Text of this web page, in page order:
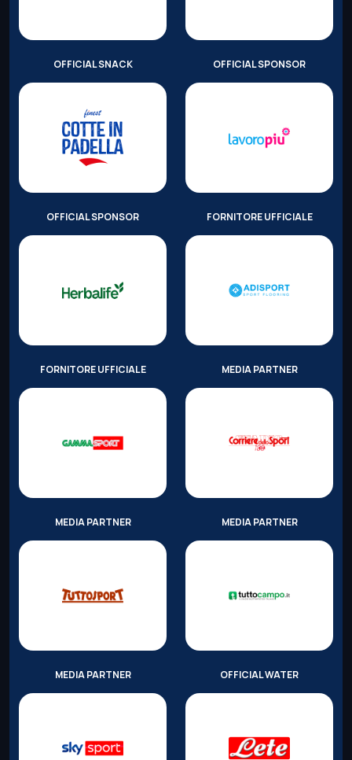
OFFICIAL SNACK OFFICIAL SPONSOR
OFFICIAL SPONSOR FORNITORE UFFICIALE
FORNITORE UFFICIALE MEDIA PARTNER
MEDIA PARTNER MEDIA PARTNER
MEDIA PARTNER OFFICIAL WATER